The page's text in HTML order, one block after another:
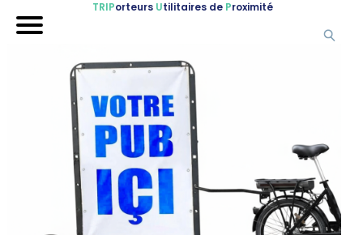
TRIPorteurs Utilitaires de Proximité
Nos véhicules
Références
Sur-mesure
Mariages
Blog
FAQ